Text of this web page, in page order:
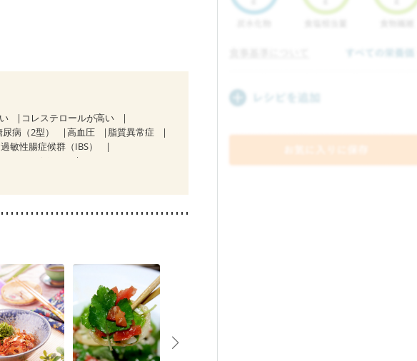
コレステロールが高い
尿病（2型） 高血圧
脂質異常症
過敏性腸症候群（IBS）
（ステージ３a）
法中）